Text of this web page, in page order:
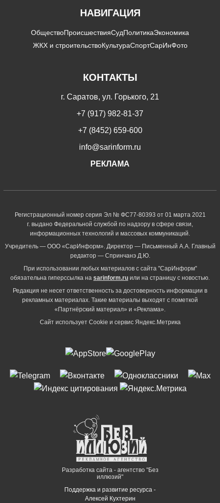
НАВИГАЦИЯ
ОбществоПроисшествияСудПолитикаЭкономика
ЖКХ и строительствоКультураСпортСарИнФото
КОНТАКТЫ
г. Саратов, ул. Горького, 21
+7 (917) 982-81-37
+7 (8452) 659-600
info@sarinform.ru
РЕКЛАМА
Регистрационный номер серия Эл № ФС77-80393 от 01 марта 2021
г. выдано Федеральной службой по надзору в сфере связи,
информационных технологий и массовых коммуникаций.
Учредитель — ООО «СарИнформ». Директор — Письменный А.А. Главный
редактор — Спринчанэ Д.Ю.
При использовании любых материалов с сайта "СарИнформ"
обязательна гиперссылка на sarinform.ru или на страницу с новостью.
Редакция не несет ответственность за достоверность информации в
рекламных материалах. Такие материалы выходят с пометкой
«Партнёрский материал» и «Реклама».
Сайт использует Cookie и сервиc Яндекс.Метрика
Разработка сайта - агентство "Без
иллюзий"
Поддержка и развитие ресурса -
Алексей Кухтерин